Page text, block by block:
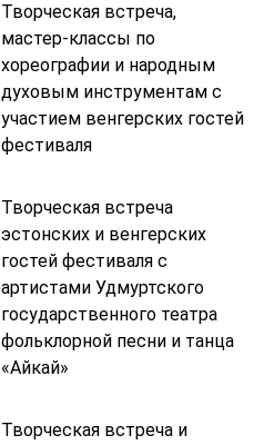
Творческая встреча,
мастер-классы по
хореографии и народным
духовым инструментам с
участием венгерских гостей
фестиваля
Творческая встреча
эстонских и венгерских
гостей фестиваля с
артистами Удмуртского
государственного театра
фольклорной песни и танца
«Айкай»
Творческая встреча и